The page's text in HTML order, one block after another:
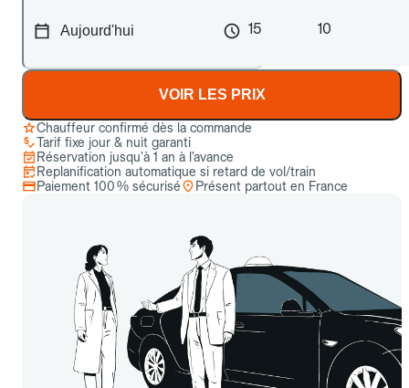
15 10
VOIR LES PRIX
Chauffeur confirmé dès la commande
Tarif fixe jour & nuit garanti
Réservation jusqu’à 1 an à l’avance
Replanification automatique si retard de vol/train
Paiement 100 % sécurisé
Présent partout en France